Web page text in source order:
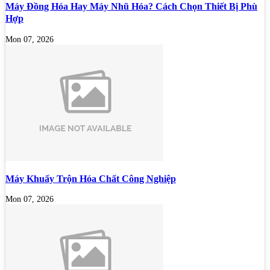
Máy Đồng Hóa Hay Máy Nhũ Hóa? Cách Chọn Thiết Bị Phù
Hợp
Mon 07, 2026
Máy Khuấy Trộn Hóa Chất Công Nghiệp
Mon 07, 2026